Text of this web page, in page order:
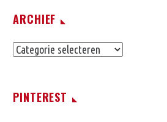
ARCHIEF
Archief
PINTEREST